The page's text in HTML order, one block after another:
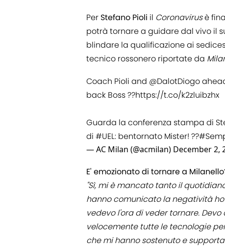
Per Stefano Pioli il Coronavirusè
potrà tornare a guidare dal vivo il
blindare la qualificazione ai
tecnico rossonero riportate da
Coach Pioli and @DalotDiogo
back Boss ??https://t.co/k2zluibzhx
Guarda la conferenza stampa di
di #UEL: bentornato Mister! ??
— AC Milan (@acmilan) December 2,
E' emozionato di tornare a
"Sì, mi è mancato tanto il
hanno comunicato la negatività
vedevo l'ora di veder tornare.
velocemente tutte le tecnologie
che mi hanno sostenuto e